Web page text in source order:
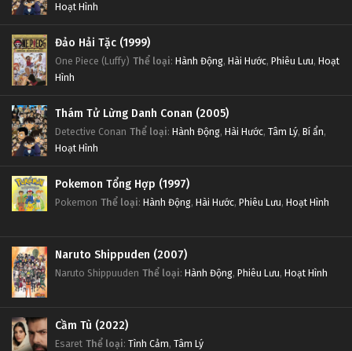
Hoạt Hình
Đảo Hải Tặc (1999)
One Piece (Luffy) Thể loại: Hành Động, Hài Hước, Phiêu Lưu, Hoạt
Hình
Thám Tử Lừng Danh Conan (2005)
Detective Conan Thể loại: Hành Động, Hài Hước, Tâm Lý, Bí ẩn,
Hoạt Hình
Pokemon Tổng Hợp (1997)
Pokemon Thể loại: Hành Động, Hài Hước, Phiêu Lưu, Hoạt Hình
Naruto Shippuden (2007)
Naruto Shippuuden Thể loại: Hành Động, Phiêu Lưu, Hoạt Hình
Cầm Tù (2022)
Esaret Thể loại: Tình Cảm, Tâm Lý